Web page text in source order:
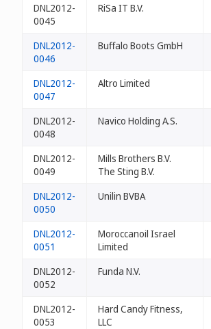
DNL2012-
0045
RiSa IT B.V.
DNL2012-
0046
Buffalo Boots GmbH
DNL2012-
0047
Altro Limited
DNL2012-
0048
Navico Holding A.S.
DNL2012-
0049
Mills Brothers B.V.
The Sting B.V.
DNL2012-
0050
Unilin BVBA
DNL2012-
0051
Moroccanoil Israel
Limited
DNL2012-
0052
Funda N.V.
DNL2012-
0053
Hard Candy Fitness,
LLC